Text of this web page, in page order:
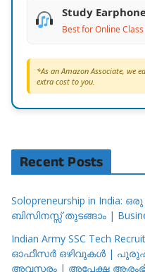
Study
Best for Online Class
*As an Amazon Associate, we
extra cost to you.
Recent Posts
Solopreneurship in India:
ബിസിനസ്സ് തുടങ്ങാം |
Indian Army SSC Tech
ഓഫീസർ ഒഴിവുകൾ |
അവസരം | അപേക്ഷ